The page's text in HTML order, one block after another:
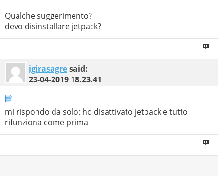
Qualche suggerimento?
devo disinstallare jetpack?
igirasagresaid:
23-04-2019 18.23.41
mi rispondo da solo: ho disattivato jetpack e tutto
rifunziona come prima